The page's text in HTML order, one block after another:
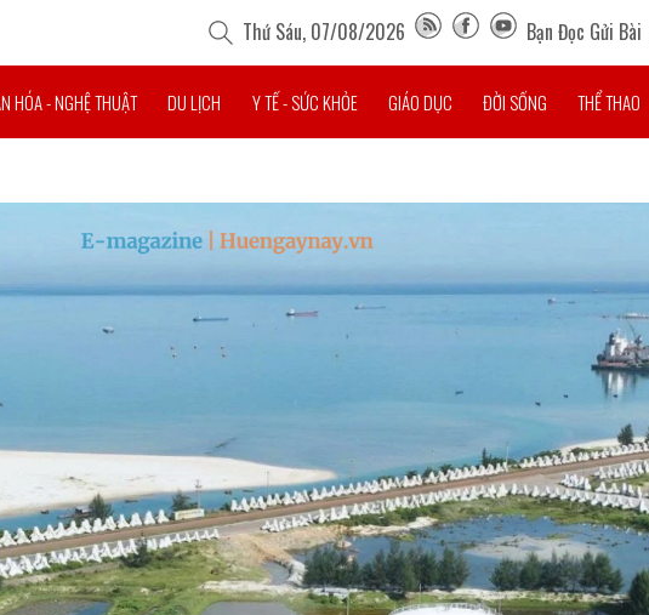
Thứ Sáu, 07/08/2026 Bạn Đọc Gửi Bài
HÓA - NGHỆ THUẬT DU LỊCH Y TẾ - SỨC KHỎE GIÁO DỤC ĐỜI SỐNG THỂ THAO